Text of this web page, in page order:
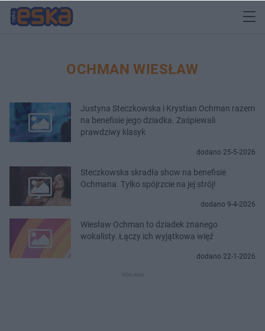
OCHMAN WIESŁAW
Justyna Steczkowska i Krystian Ochman razem
na benefisie jego dziadka. Zaśpiewali
prawdziwy klasyk
dodano 25-5-2026
Steczkowska skradła show na benefisie
Ochmana. Tylko spójrzcie na jej strój!
dodano 9-4-2026
Wiesław Ochman to dziadek znanego
wokalisty. Łączy ich wyjątkowa więź
dodano 22-1-2026